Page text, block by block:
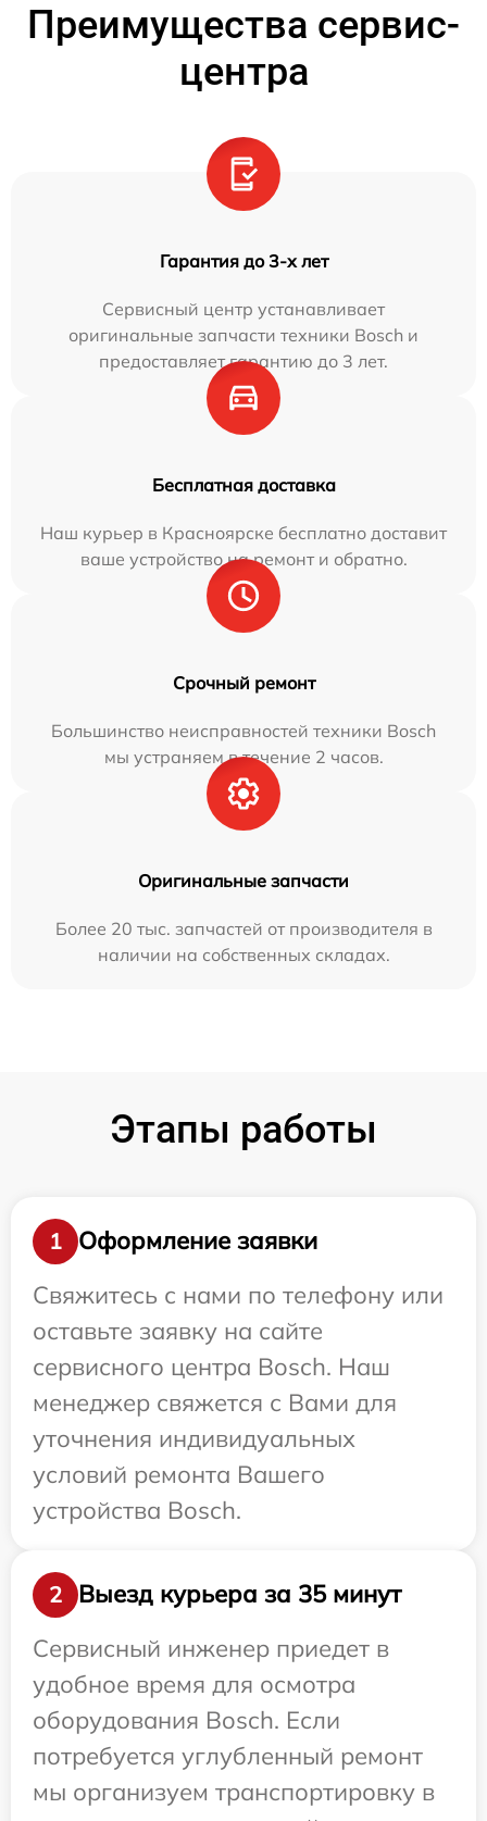
Преимущества сервис-
центра
Гарантия до 3-х лет
Сервисный центр устанавливает
оригинальные запчасти техники Bosch и
предоставляет гарантию до 3 лет.
Бесплатная доставка
Наш курьер в Красноярске бесплатно доставит
ваше устройство на ремонт и обратно.
Срочный ремонт
Большинство неисправностей техники Bosch
мы устраняем в течение 2 часов.
Оригинальные запчасти
Более 20 тыс. запчастей от производителя в
наличии на собственных складах.
Этапы работы
1
Оформление заявки
Свяжитесь с нами по телефону или
оставьте заявку на сайте
сервисного центра Bosch. Наш
менеджер свяжется с Вами для
уточнения индивидуальных
условий ремонта Вашего
устройства Bosch.
2
Выезд курьера за 35 минут
Сервисный инженер приедет в
удобное время для осмотра
оборудования Bosch. Если
потребуется углубленный ремонт
мы организуем транспортировку в